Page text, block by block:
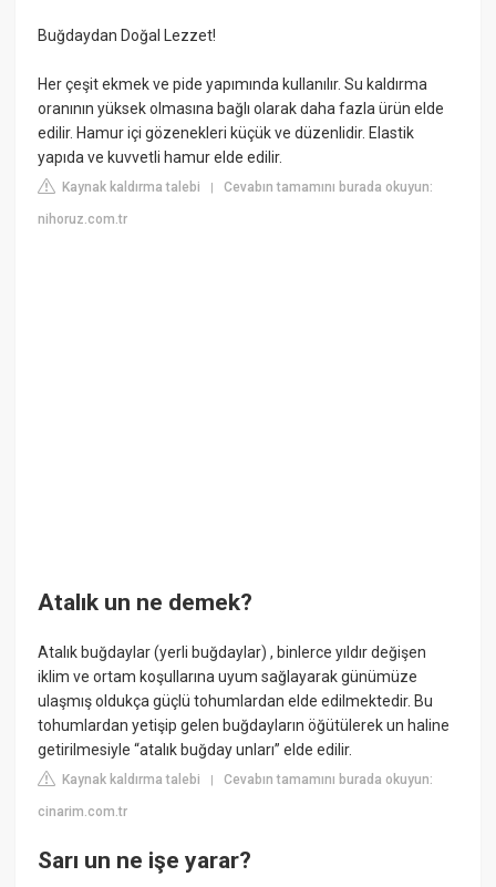
Buğdaydan Doğal Lezzet!
Her çeşit ekmek ve pide yapımında kullanılır. Su kaldırma
oranının yüksek olmasına bağlı olarak daha fazla ürün elde
edilir. Hamur içi gözenekleri küçük ve düzenlidir. Elastik
yapıda ve kuvvetli hamur elde edilir.
Kaynak kaldırma talebi |Cevabın tamamını burada okuyun:
nihoruz.com.tr
Atalık un ne demek?
Atalık buğdaylar (yerli buğdaylar) , binlerce yıldır değişen
iklim ve ortam koşullarına uyum sağlayarak günümüze
ulaşmış oldukça güçlü tohumlardan elde edilmektedir. Bu
tohumlardan yetişip gelen buğdayların öğütülerek un haline
getirilmesiyle “atalık buğday unları” elde edilir.
Kaynak kaldırma talebi |Cevabın tamamını burada okuyun:
cinarim.com.tr
Sarı un ne işe yarar?